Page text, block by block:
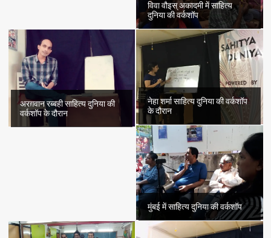
विवा वौइस् अकादमी में साहित्य
दुनिया की वर्कशॉप
अरग़वान रब्बही साहित्य दुनिया की
वर्कशॉप के दौरान
नेहा शर्मा साहित्य दुनिया की वर्कशॉप
के दौरान
मुंबई में साहित्य दुनिया की वर्कशॉप